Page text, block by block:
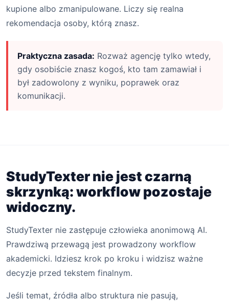
kupione albo zmanipulowane. Liczy się realna
rekomendacja osoby, którą znasz.
Praktyczna zasada: Rozważ agencję tylko wtedy,
gdy osobiście znasz kogoś, kto tam zamawiał i
był zadowolony z wyniku, poprawek oraz
komunikacji.
StudyTexter nie jest czarną
skrzynką: workflow pozostaje
widoczny.
StudyTexter nie zastępuje człowieka anonimową AI.
Prawdziwą przewagą jest prowadzony workflow
akademicki. Idziesz krok po kroku i widzisz ważne
decyzje przed tekstem finalnym.
Jeśli temat, źródła albo struktura nie pasują,